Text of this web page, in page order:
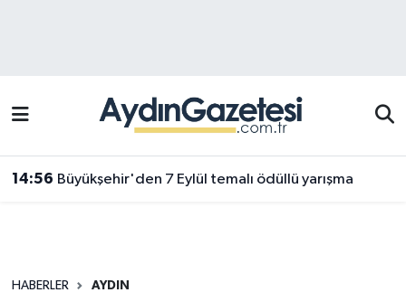
14:56 Büyükşehir'den 7 Eylül temalı ödüllü yarışma
HABERLER AYDIN
Efeler Trafik Yoğunluk Haritası
Süper Lig Puan Durumu ve Fikstür